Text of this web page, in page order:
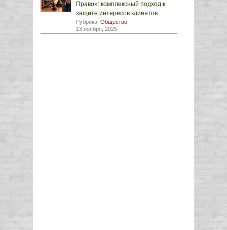
Право»: комплексный подход к
защите интересов клиентов
Рубрика: Общество
13 ноября, 2025